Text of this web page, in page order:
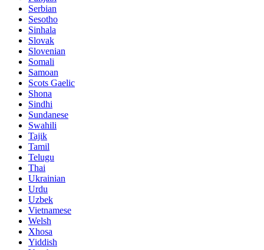
Serbian
Sesotho
Sinhala
Slovak
Slovenian
Somali
Samoan
Scots Gaelic
Shona
Sindhi
Sundanese
Swahili
Tajik
Tamil
Telugu
Thai
Ukrainian
Urdu
Uzbek
Vietnamese
Welsh
Xhosa
Yiddish